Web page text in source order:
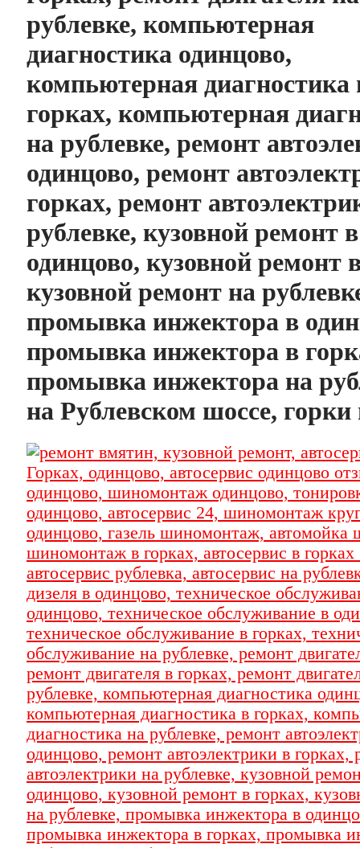
рублевке, компьютерная
диагностика одинцово,
компьютерная диагностика
горках, компьютерная
на рублевке, ремонт
одинцово, ремонт
горках, ремонт
рублевке, кузовной ремонт в
одинцово, кузовной ремонт
кузовной ремонт на
промывка инжектора в
промывка инжектора в
промывка инжектора на
на Рублевском шоссе, горки